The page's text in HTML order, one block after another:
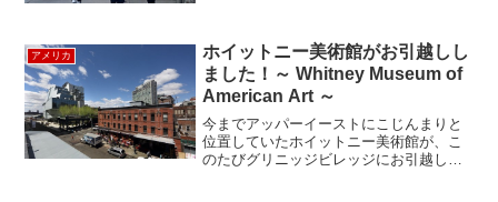
ツ）の他、ワールドツアーでは日本でも
公演を行っており...
アメリカ
ホイットニー美術館がお引越しし
ました！～ Whitney Museum of
American Art ～
今までアッパーイーストにこじんまりと
位置していたホイットニー美術館が、こ
のたびグリニッジビレッジにお引越しし